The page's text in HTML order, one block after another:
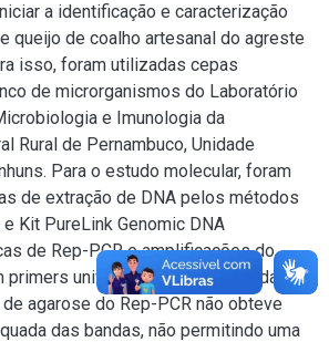
a identificação e caracterização
queijo de coalho artesanal do agreste
isso, foram utilizadas cepas
de microrganismos do Laboratório
e Imunologia da
Rural de Pernambuco, Unidade
Para o estudo molecular, foram
de extração de DNA pelos métodos
Kit PureLink Genomic DNA
de Rep-PCR e amplificações do
primers universais foram realizadas. A
agarose do Rep-PCR não obteve
das bandas, não permitindo uma